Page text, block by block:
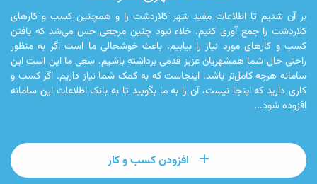
بر آن شدیم تا اطلاعات مفید شهر کلاردشت را و همچنین کسب و کارهای
کلاردشت را جمع آوری کنیم. خلاء نبود چنین مرجعی حس می‌شد که یافتن
کسب و کارهای مورد نیاز را بیابیم. باعث خوشحالی ما است اگر به منظور
راحتی حال شما همشهریان عزیز قدمی برداشته باشیم. سعی ما این است این
سامانه هرچه کامل‌تر باشد. اینجاست که به کمک شما نیاز داریم. اگر کسب و
کاری دارید که اینجا نیست، آن را به ما بگویید تا به بانک اطلاعات این سامانه
افزوده شود...
افزودن کسب و کار